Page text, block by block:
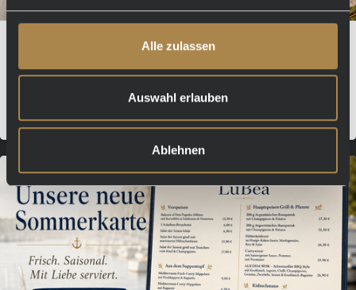
Alle zulassen
Auswahl erlauben
Ablehnen
🥩 BeefClub im LuBea 🔥